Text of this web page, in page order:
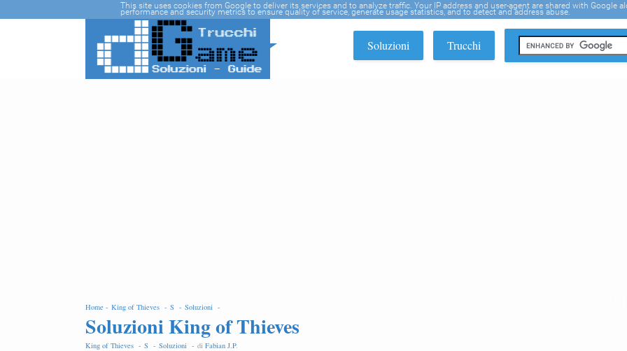
Soluzioni Trucchi
Home - King of Thieves - S - Soluzioni -
Soluzioni King of Thieves
King of Thieves - S - Soluzioni - di Fabian J.P.
This site uses cookies from Google to deliver its services and to analyze traffic. Your IP address and user-agent are shared with Google
performance and security metrics to ensure quality of service, generate usage statistics, and to detect and address abuse.